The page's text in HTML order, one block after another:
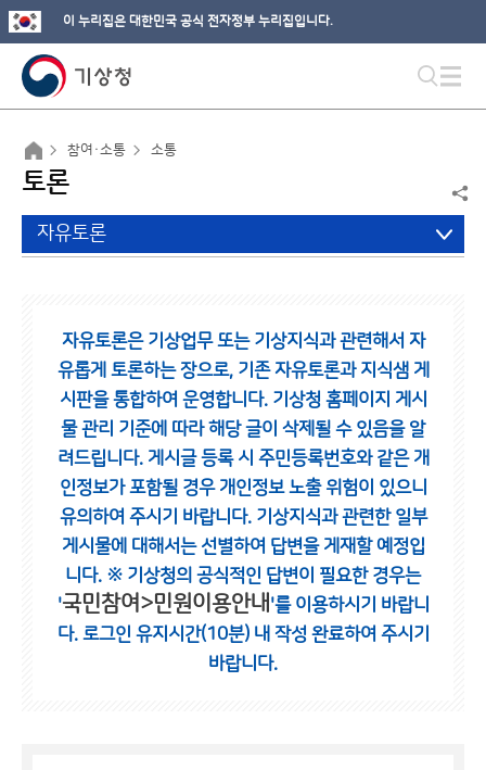
이 누리집은 대한민국 공식 전자정부 누리집입니다.
참여·소통 소통
토론
자유토론
자유토론은 기상업무 또는 기상지식과 관련해서 자
유롭게 토론하는 장으로, 기존 자유토론과 지식샘 게
시판을 통합하여 운영합니다. 기상청 홈페이지 게시
물 관리 기준에 따라 해당 글이 삭제될 수 있음을 알
려드립니다. 게시글 등록 시 주민등록번호와 같은 개
인정보가 포함될 경우 개인정보 노출 위험이 있으니
유의하여 주시기 바랍니다. 기상지식과 관련한 일부
게시물에 대해서는 선별하여 답변을 게재할 예정입
니다. ※ 기상청의 공식적인 답변이 필요한 경우는
'국민참여>민원이용안내 '를 이용하시기 바랍니
다. 로그인 유지시간(10분) 내 작성 완료하여 주시기
바랍니다.